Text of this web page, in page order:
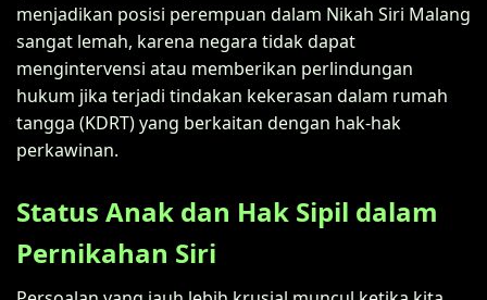
menjadikan posisi perempuan dalam Nikah Siri Malang
sangat lemah, karena negara tidak dapat
mengintervensi atau memberikan perlindungan
hukum jika terjadi tindakan kekerasan dalam rumah
tangga (KDRT) yang berkaitan dengan hak-hak
perkawinan.
Status Anak dan Hak Sipil dalam
Pernikahan Siri